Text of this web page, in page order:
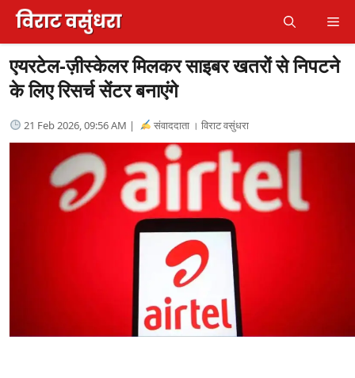
Skip
content
एयरटेल-ज़ीस्केलर मिलकर साइबर खतरों से निपटने
के लिए रिसर्च सेंटर बनाएंगे
21 Feb 2026, 09:56 AM | संवाददाता । विराट वसुंधरा